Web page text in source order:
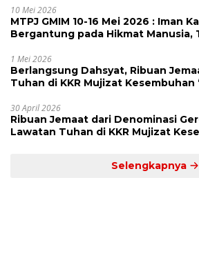
10 Mei 2026
MTPJ GMIM 10-16 Mei 2026 : Iman
Bergantung pada Hikmat Manusia,
1 Mei 2026
Berlangsung Dahsyat, Ribuan
Tuhan di KKR Mujizat Kesembuhan ‘Waktunya Sudah
30 April 2026
Ribuan Jemaat dari Denominasi
Lawatan Tuhan di KKR Mujizat Kesembuhan Malam Ke
Selengkapnya